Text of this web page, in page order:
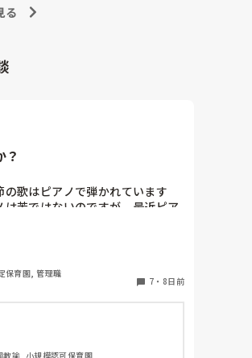
る
？
の歌はピアノで弾かれています
苦ではないのですが、最近ピア
多く、季節の歌をうたう際に演奏
ます。これならもう音源つかっ
のですが、そこは練習すべき…
くわからなくなりました💦
保育園, 管理職
7 ・ 8日前
教諭, 小規模認可保育園